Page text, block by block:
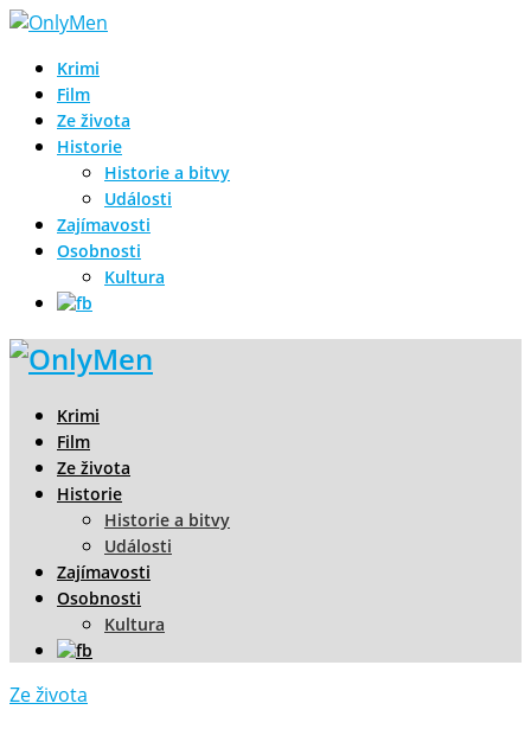
Krimi
Film
Ze života
Historie
Historie a bitvy
Události
Zajímavosti
Osobnosti
Kultura
Krimi
Film
Ze života
Historie
Historie a bitvy
Události
Zajímavosti
Osobnosti
Kultura
Ze života